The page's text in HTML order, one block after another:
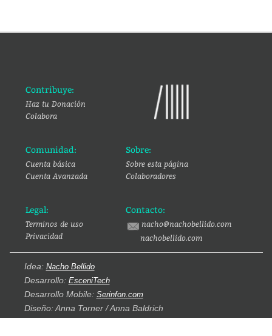
Contribuye:
Haz tu Donación
Colabora
Comunidad:
Cuenta básica
Cuenta Avanzada
Sobre:
Sobre esta página
Colaboradores
Legal:
Terminos de uso
Privacidad
Contacto:
nacho@nachobellido.com
nachobellido.com
Idea: Nacho Bellido
Desarrollo: EsceniTech
Desarrollo Mobile: Serinfon.com
Diseño: Anna Torner / Anna Baldrich